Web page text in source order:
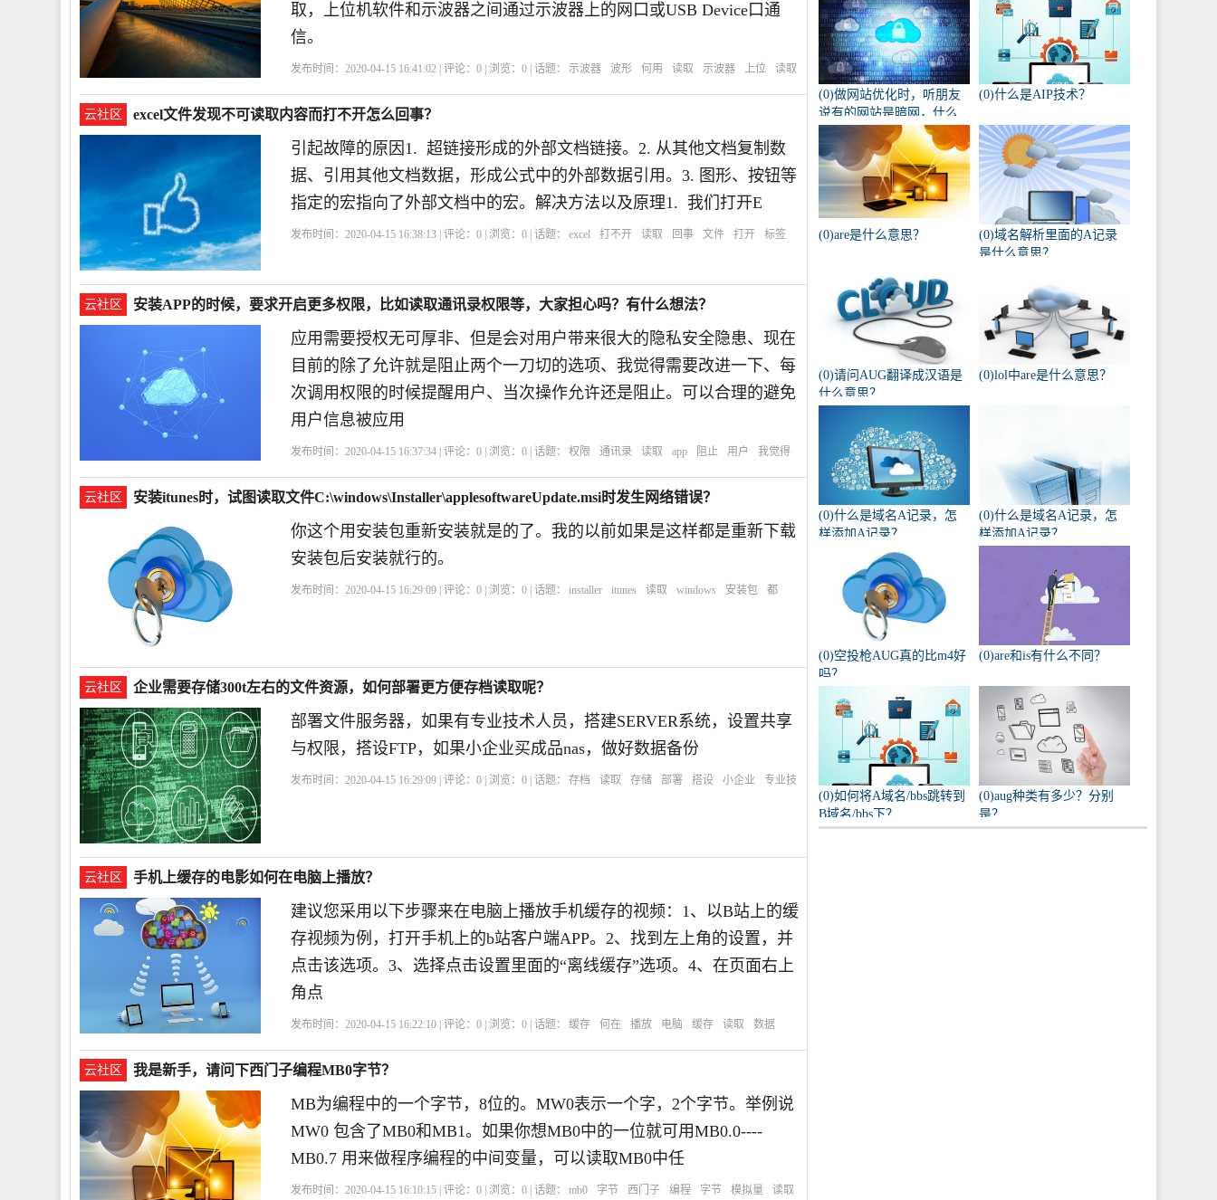
取，上位机软件和示波器之间通过示波器上的网口或USB Device口通
信。
发布时间：2020-04-15 16:41:02 | 评论：0 | 浏览：0 | 话题： 示波器 波形 何用 读取 示波器 上位 读取
云社区 excel文件发现不可读取内容而打不开怎么回事？
引起故障的原因1. 超链接形成的外部文档链接。2. 从其他文档复制数
据、引用其他文档数据，形成公式中的外部数据引用。3. 图形、按钮等
指定的宏指向了外部文档中的宏。解决方法以及原理1. 我们打开E
发布时间：2020-04-15 16:38:13 | 评论：0 | 浏览：0 | 话题： excel 打不开 读取 回事 文件 打开 标签
云社区 安装APP的时候，要求开启更多权限，比如读取通讯录权限等，大家担心吗？有什么想法？
应用需要授权无可厚非、但是会对用户带来很大的隐私安全隐患、现在
目前的除了允许就是阻止两个一刀切的选项、我觉得需要改进一下、每
次调用权限的时候提醒用户、当次操作允许还是阻止。可以合理的避免
用户信息被应用
发布时间：2020-04-15 16:37:34 | 评论：0 | 浏览：0 | 话题： 权限 通讯录 读取 app 阻止 用户 我觉得
云社区 安装itunes时，试图读取文件C:\windows\Installer\applesoftwareUpdate.msi时发生网络错误？
你这个用安装包重新安装就是的了。我的以前如果是这样都是重新下载
安装包后安装就行的。
发布时间：2020-04-15 16:29:09 | 评论：0 | 浏览：0 | 话题： installer itunes 读取 windows 安装包
都
云社区 企业需要存储300t左右的文件资源，如何部署更方便存档读取呢？
部署文件服务器，如果有专业技术人员，搭建SERVER系统，设置共享
与权限，搭设FTP，如果小企业买成品nas，做好数据备份
发布时间：2020-04-15 16:29:09 | 评论：0 | 浏览：0 | 话题： 存档 读取 存储 部署 搭设 小企业
专业技
云社区 手机上缓存的电影如何在电脑上播放？
建议您采用以下步骤来在电脑上播放手机缓存的视频：1、以B站上的缓
存视频为例，打开手机上的b站客户端APP。2、找到左上角的设置，并
点击该选项。3、选择点击设置里面的“离线缓存”选项。4、在页面右上
角点
发布时间：2020-04-15 16:22:10 | 评论：0 | 浏览：0 | 话题： 缓存 何在 播放 电脑 缓存 读取 数据
云社区 我是新手，请问下西门子编程MB0字节？
MB为编程中的一个字节，8位的。MW0表示一个字，2个字节。举例说
MW0 包含了MB0和MB1。如果你想MB0中的一位就可用MB0.0----
MB0.7 用来做程序编程的中间变量，可以读取MB0中任
发布时间：2020-04-15 16:10:15 | 评论：0 | 浏览：0 | 话题： mb0 字节 西门子 编程 字节 模拟量 读取
(0)做网站优化时，听朋友
说有的网站是暗网，什么
叫暗网啊？
(0)什么是AIP技术？
(0)are是什么意思？
(0)域名解析里面的A记录
是什么意思？
(0)请问AUG翻译成汉语是
什么意思？
(0)lol中are是什么意思？
(0)什么是域名A记录，怎
样添加A记录？
(0)什么是域名A记录，怎
样添加A记录？
(0)空投枪AUG真的比m4好
吗？
(0)are和is有什么不同？
(0)如何将A域名/bbs跳转到
B域名/bbs下？
(0)aug种类有多少？分别
是？